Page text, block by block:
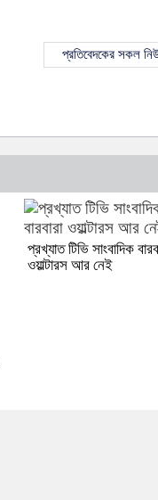
প্রতিবেদকের সকল
প্রখ্যাত টিভি সাংবাদিক
ওয়াল্টারস আর নেই